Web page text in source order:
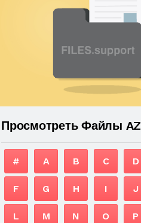
Просмотреть Файлы AZ
# A B C D
F G H I J
L M N O P